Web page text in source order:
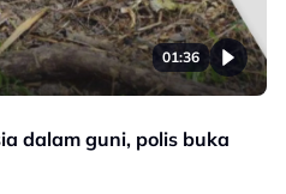
01:36
dalam guni, polis buka